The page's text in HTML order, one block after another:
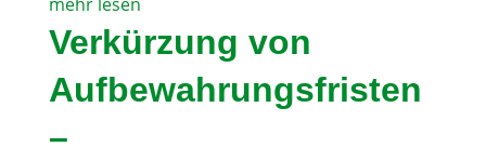
Verkürzung von
Aufbewahrungsfristen
–